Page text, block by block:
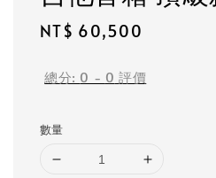
Regular
NT$ 60,500
總分: 0 - 0 評價
數量